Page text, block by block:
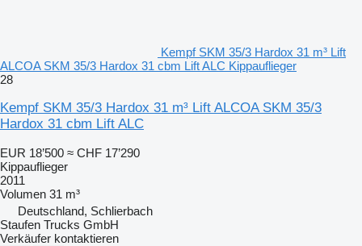
Kempf SKM 35/3 Hardox 31 m³ Lift
ALCOA SKM 35/3 Hardox 31 cbm Lift ALC Kippauflieger
28
Kempf SKM 35/3 Hardox 31 m³ Lift ALCOA SKM 35/3
Hardox 31 cbm Lift ALC
EUR 18’500 ≈ CHF 17’290
Kippauflieger
2011
Volumen 31 m³
Deutschland, Schlierbach
Staufen Trucks GmbH
Verkäufer kontaktieren